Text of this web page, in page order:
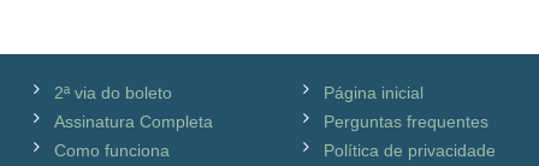
2ª via do boleto
Assinatura Completa
Como funciona
Página inicial
Perguntas frequentes
Política de privacidade